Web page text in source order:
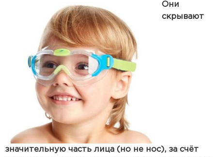
Они
скрывают
значительную часть лица (но не нос), за счёт